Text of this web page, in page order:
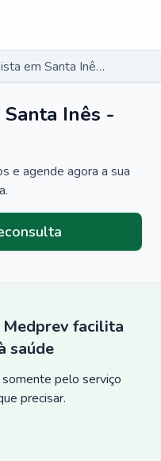
Angiologista em Santa Inês - BA
Inês -
e agende agora a sua
Medprev facilita
saúde
pelo serviço
precisar.